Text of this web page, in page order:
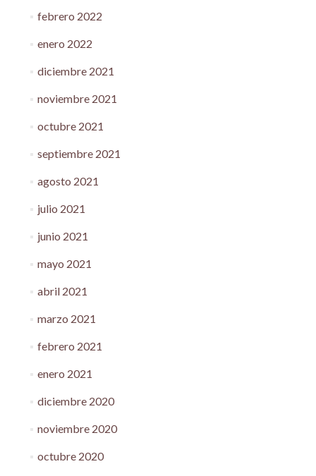
febrero 2022
enero 2022
diciembre 2021
noviembre 2021
octubre 2021
septiembre 2021
agosto 2021
julio 2021
junio 2021
mayo 2021
abril 2021
marzo 2021
febrero 2021
enero 2021
diciembre 2020
noviembre 2020
octubre 2020